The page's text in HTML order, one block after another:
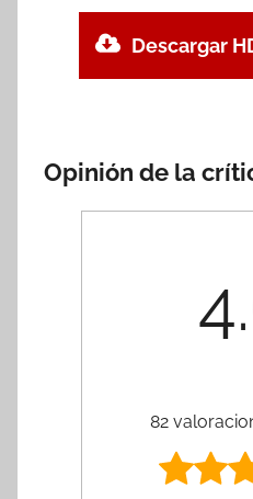
Descargar
Opinión de la
82